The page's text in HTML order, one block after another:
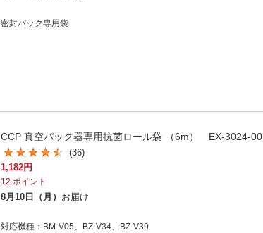
密封パック専用袋
CCP 真空パック器専用抗菌ロール袋 （6m） EX-3024-00
(36)
1,182円
12 ポイント
8月10日（月） お届け
対応機種：BM-V05、BZ-V34、BZ-V39